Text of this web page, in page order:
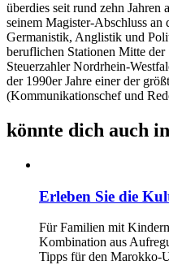
überdies seit rund zehn Jahren
seinem Magister-Abschluss
Germanistik, Anglistik und
beruflichen Stationen Mitte der
Steuerzahler Nordrhein-
der 1990er Jahre einer der
(Kommunikationschef und
könnte dich auch
Erleben Sie die
Für Familien mit
Kombination aus
Tipps für den Marokko-